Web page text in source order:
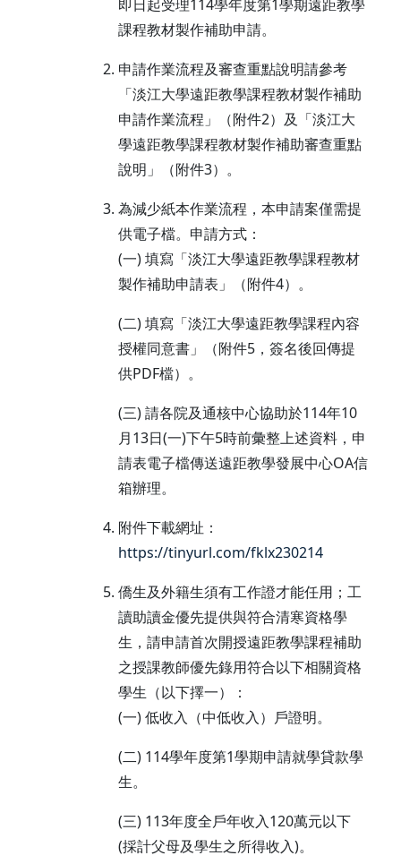
即日起受理114學年度第1學期遠距教學
課程教材製作補助申請。
申請作業流程及審查重點說明請參考
「淡江大學遠距教學課程教材製作補助
申請作業流程」（附件2）及「淡江大
學遠距教學課程教材製作補助審查重點
說明」（附件3）。
為減少紙本作業流程，本申請案僅需提
供電子檔。申請方式：
(一) 填寫「淡江大學遠距教學課程教材
製作補助申請表」（附件4）。
(二) 填寫「淡江大學遠距教學課程內容
授權同意書」（附件5，簽名後回傳提
供PDF檔）。
(三) 請各院及通核中心協助於114年10
月13日(一)下午5時前彙整上述資料，申
請表電子檔傳送遠距教學發展中心OA信
箱辦理。
附件下載網址：
https://tinyurl.com/fklx230214
僑生及外籍生須有工作證才能任用；工
讀助讀金優先提供與符合清寒資格學
生，請申請首次開授遠距教學課程補助
之授課教師優先錄用符合以下相關資格
學生（以下擇一）：
(一) 低收入（中低收入）戶證明。
(二) 114學年度第1學期申請就學貸款學
生。
(三) 113年度全戶年收入120萬元以下
(採計父母及學生之所得收入)。